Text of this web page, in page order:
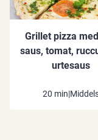
Grillet pizza
saus, tomat,
urtesaus
20 min|